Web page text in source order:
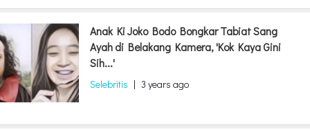
Anak Ki Joko Bodo Bongkar Tabiat Sang
Ayah di Belakang Kamera, 'Kok Kaya Gini
Sih...'
Selebritis | 3 years ago